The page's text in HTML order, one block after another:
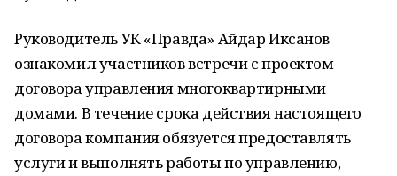
Руководитель УК «Правда» Айдар Иксанов
ознакомил участников встречи с проектом
договора управления многоквартирными
домами. В течение срока действия настоящего
договора компания обязуется предоставлять
услуги и выполнять работы по управлению,